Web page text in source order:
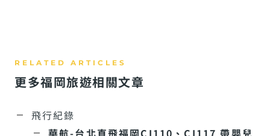
更多福岡旅遊相關文章
飛行紀錄
華航-台北直飛福岡CI110、CI117 帶嬰兒